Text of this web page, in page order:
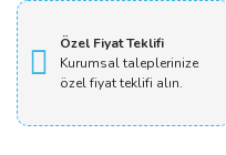
Özel Fiyat Teklifi
Kurumsal taleplerinize
özel fiyat teklifi alın.